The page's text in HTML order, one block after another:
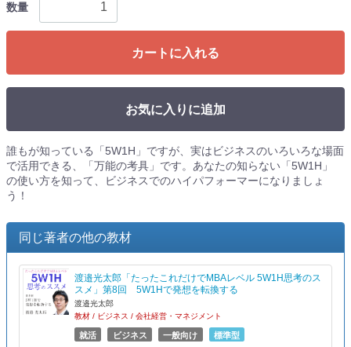
数量
カートに入れる
お気に入りに追加
誰もが知っている「5W1H」ですが、実はビジネスのいろいろな場面
で活用できる、「万能の考具」です。あなたの知らない「5W1H」
の使い方を知って、ビジネスでのハイパフォーマーになりましょ
う！
同じ著者の他の教材
渡邉光太郎「たったこれだけでMBAレベル 5W1H思考のス
スメ」第8回 5W1Hで発想を転換する
渡邉光太郎
教材 / ビジネス / 会社経営・マネジメント
就活 ビジネス 一般向け 標準型